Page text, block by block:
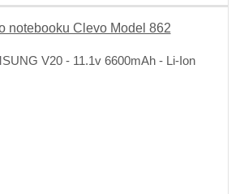
notebooku Clevo Model 862